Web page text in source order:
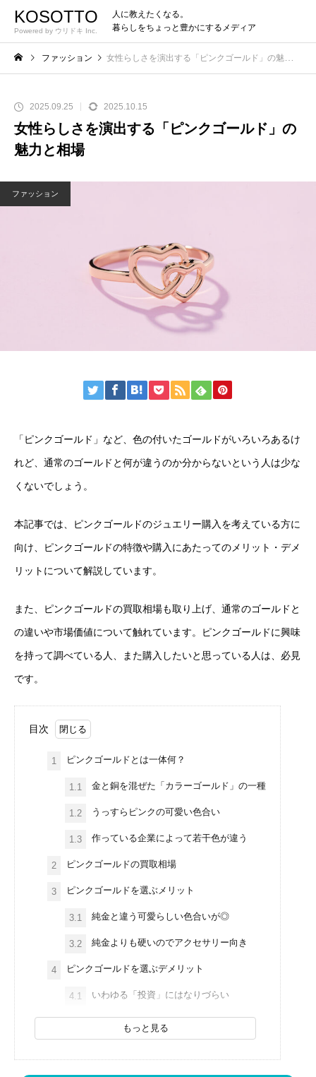
KOSOTTO
Powered by ウリドキ Inc.
人に教えたくなる。
暮らしをちょっと豊かにするメディア
ファッション 女性らしさを演出する「ピンクゴールド」の魅力と相場
2025.09.25 2025.10.15
女性らしさを演出する「ピンクゴールド」の
魅力と相場
ファッション
「ピンクゴールド」など、色の付いたゴールドがいろいろあるけ
れど、通常のゴールドと何が違うのか分からないという人は少な
くないでしょう。
本記事では、ピンクゴールドのジュエリー購入を考えている方に
向け、ピンクゴールドの特徴や購入にあたってのメリット・デメ
リットについて解説しています。
また、ピンクゴールドの買取相場も取り上げ、通常のゴールドと
の違いや市場価値について触れています。ピンクゴールドに興味
を持って調べている人、また購入したいと思っている人は、必見
です。
目次
1 ピンクゴールドとは一体何？
1.1 金と銅を混ぜた「カラーゴールド」の一種
1.2 うっすらピンクの可愛い色合い
1.3 作っている企業によって若干色が違う
2 ピンクゴールドの買取相場
3 ピンクゴールドを選ぶメリット
3.1 純金と違う可愛らしい色合いが◎
3.2 純金よりも硬いのでアクセサリー向き
4 ピンクゴールドを選ぶデメリット
4.1 いわゆる「投資」にはなりづらい
もっと見る